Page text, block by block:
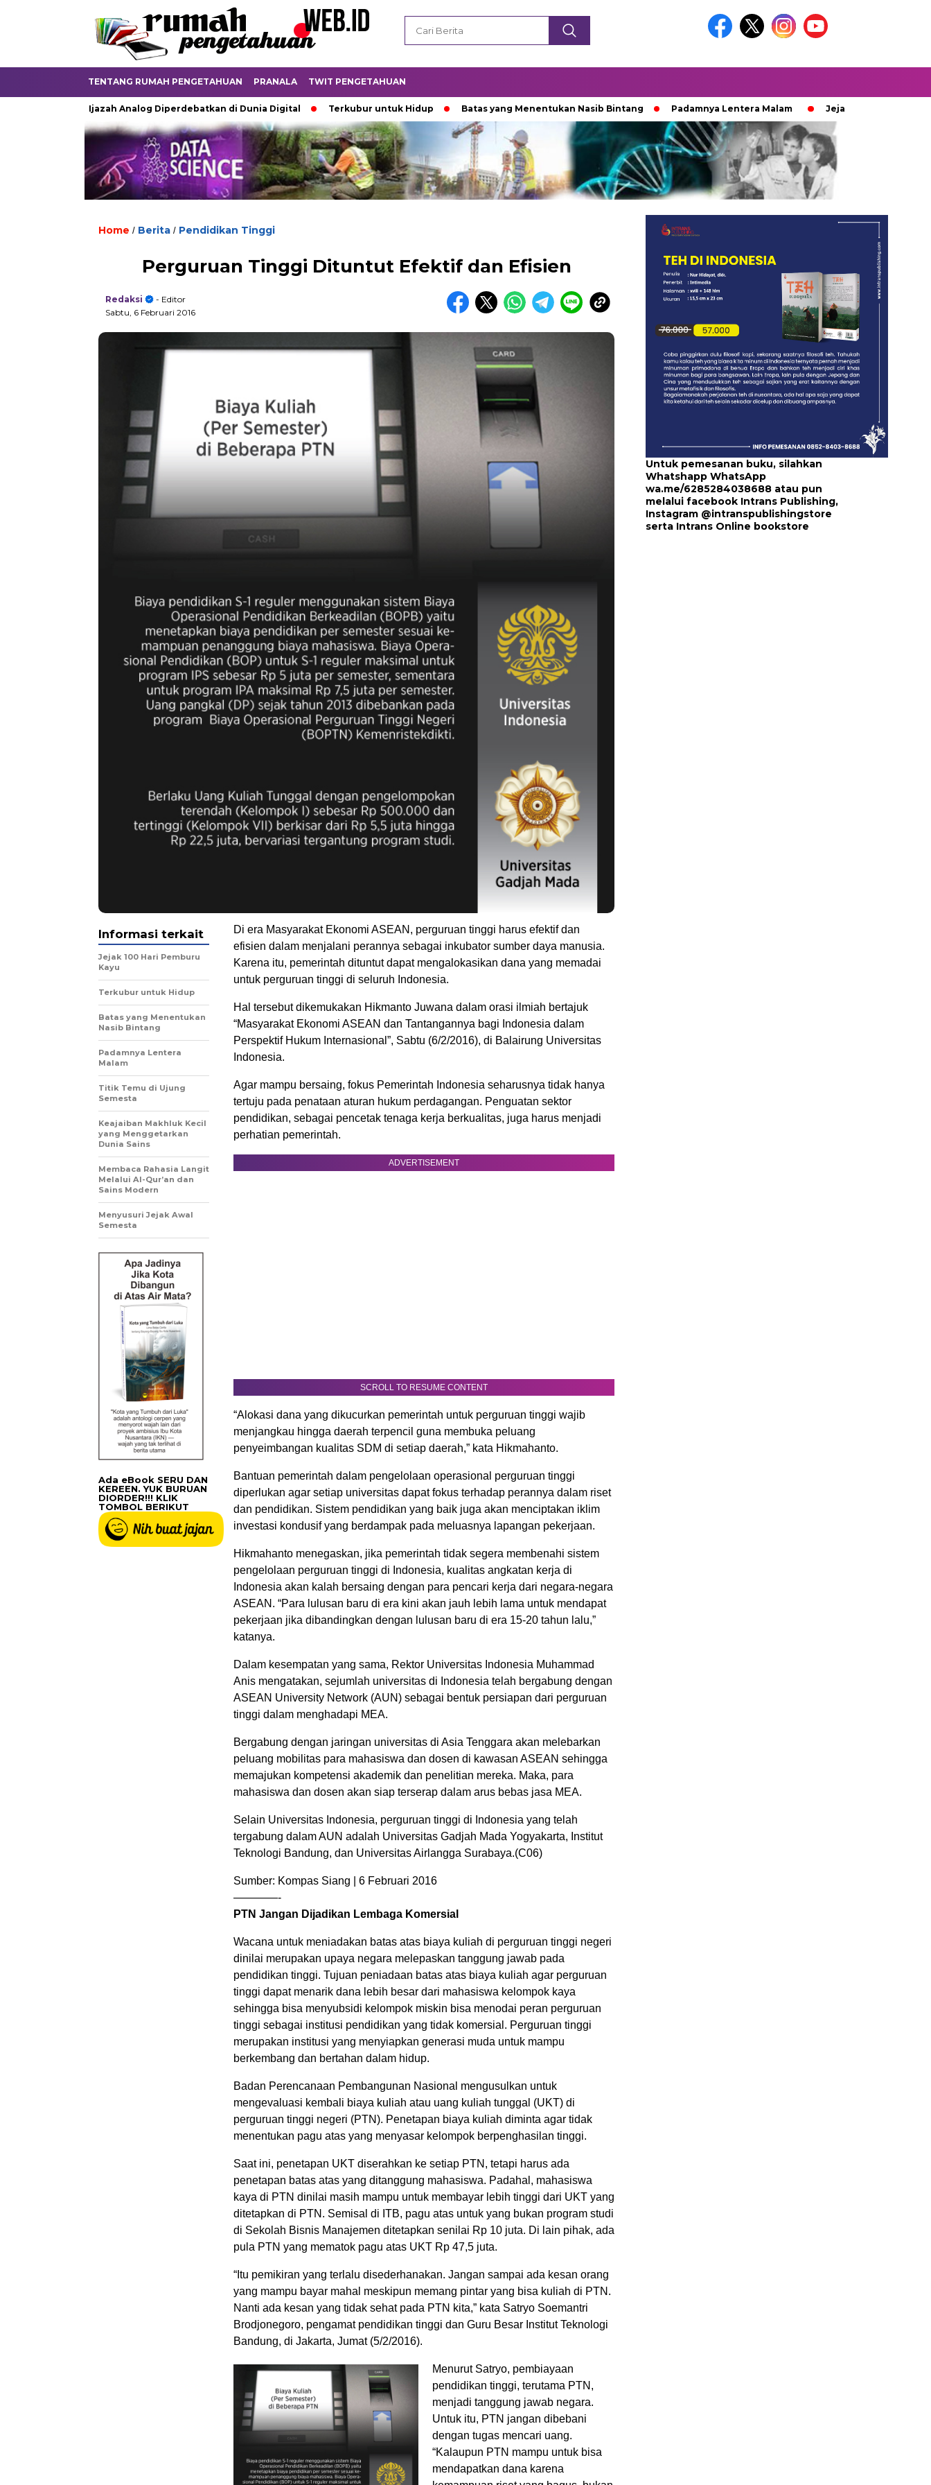
TENTANG RUMAH PENGETAHUAN PRANALA TWIT PENGETAHUAN
Ketika Ijazah Analog Diperdebatkan di Dunia Digital Terkubur untuk Hidup Batas yang Menentukan Nasib Bintang Padamnya Lentera Malam Jejak 100 Hari Pemburu Kayu
Home / Berita / Pendidikan Tinggi
Perguruan Tinggi Dituntut Efektif dan Efisien
Redaksi
- Editor
Sabtu, 6 Februari 2016
Di era Masyarakat Ekonomi ASEAN, perguruan tinggi harus efektif dan
efisien dalam menjalani perannya sebagai inkubator sumber daya manusia.
Karena itu, pemerintah dituntut dapat mengalokasikan dana yang memadai
untuk perguruan tinggi di seluruh Indonesia.
Hal tersebut dikemukakan Hikmanto Juwana dalam orasi ilmiah bertajuk
“Masyarakat Ekonomi ASEAN dan Tantangannya bagi Indonesia dalam
Perspektif Hukum Internasional”, Sabtu (6/2/2016), di Balairung Universitas
Indonesia.
Agar mampu bersaing, fokus Pemerintah Indonesia seharusnya tidak hanya
tertuju pada penataan aturan hukum perdagangan. Penguatan sektor
pendidikan, sebagai pencetak tenaga kerja berkualitas, juga harus menjadi
perhatian pemerintah.
ADVERTISEMENT
SCROLL TO RESUME CONTENT
“Alokasi dana yang dikucurkan pemerintah untuk perguruan tinggi wajib
menjangkau hingga daerah terpencil guna membuka peluang
penyeimbangan kualitas SDM di setiap daerah,” kata Hikmahanto.
Bantuan pemerintah dalam pengelolaan operasional perguruan tinggi
diperlukan agar setiap universitas dapat fokus terhadap perannya dalam riset
dan pendidikan. Sistem pendidikan yang baik juga akan menciptakan iklim
investasi kondusif yang berdampak pada meluasnya lapangan pekerjaan.
Hikmahanto menegaskan, jika pemerintah tidak segera membenahi sistem
pengelolaan perguruan tinggi di Indonesia, kualitas angkatan kerja di
Indonesia akan kalah bersaing dengan para pencari kerja dari negara-negara
ASEAN. “Para lulusan baru di era kini akan jauh lebih lama untuk mendapat
pekerjaan jika dibandingkan dengan lulusan baru di era 15-20 tahun lalu,”
katanya.
Dalam kesempatan yang sama, Rektor Universitas Indonesia Muhammad
Anis mengatakan, sejumlah universitas di Indonesia telah bergabung dengan
ASEAN University Network (AUN) sebagai bentuk persiapan dari perguruan
tinggi dalam menghadapi MEA.
Bergabung dengan jaringan universitas di Asia Tenggara akan melebarkan
peluang mobilitas para mahasiswa dan dosen di kawasan ASEAN sehingga
memajukan kompetensi akademik dan penelitian mereka. Maka, para
mahasiswa dan dosen akan siap terserap dalam arus bebas jasa MEA.
Selain Universitas Indonesia, perguruan tinggi di Indonesia yang telah
tergabung dalam AUN adalah Universitas Gadjah Mada Yogyakarta, Institut
Teknologi Bandung, dan Universitas Airlangga Surabaya.(C06)
Sumber: Kompas Siang | 6 Februari 2016
————-
PTN Jangan Dijadikan Lembaga Komersial
Wacana untuk meniadakan batas atas biaya kuliah di perguruan tinggi negeri
dinilai merupakan upaya negara melepaskan tanggung jawab pada
pendidikan tinggi. Tujuan peniadaan batas atas biaya kuliah agar perguruan
tinggi dapat menarik dana lebih besar dari mahasiswa kelompok kaya
sehingga bisa menyubsidi kelompok miskin bisa menodai peran perguruan
tinggi sebagai institusi pendidikan yang tidak komersial. Perguruan tinggi
merupakan institusi yang menyiapkan generasi muda untuk mampu
berkembang dan bertahan dalam hidup.
Badan Perencanaan Pembangunan Nasional mengusulkan untuk
mengevaluasi kembali biaya kuliah atau uang kuliah tunggal (UKT) di
perguruan tinggi negeri (PTN). Penetapan biaya kuliah diminta agar tidak
menentukan pagu atas yang menyasar kelompok berpenghasilan tinggi.
Saat ini, penetapan UKT diserahkan ke setiap PTN, tetapi harus ada
penetapan batas atas yang ditanggung mahasiswa. Padahal, mahasiswa
kaya di PTN dinilai masih mampu untuk membayar lebih tinggi dari UKT yang
ditetapkan di PTN. Semisal di ITB, pagu atas untuk yang bukan program studi
di Sekolah Bisnis Manajemen ditetapkan senilai Rp 10 juta. Di lain pihak, ada
pula PTN yang mematok pagu atas UKT Rp 47,5 juta.
“Itu pemikiran yang terlalu disederhanakan. Jangan sampai ada kesan orang
yang mampu bayar mahal meskipun memang pintar yang bisa kuliah di PTN.
Nanti ada kesan yang tidak sehat pada PTN kita,” kata Satryo Soemantri
Brodjonegoro, pengamat pendidikan tinggi dan Guru Besar Institut Teknologi
Bandung, di Jakarta, Jumat (5/2/2016).
Menurut Satryo, pembiayaan
pendidikan tinggi, terutama PTN,
menjadi tanggung jawab negara.
Untuk itu, PTN jangan dibebani
dengan tugas mencari uang.
“Kalaupun PTN mampu untuk bisa
mendapatkan dana karena
Informasi terkait
Jejak 100 Hari Pemburu
Kayu
Terkubur untuk Hidup
Batas yang Menentukan
Nasib Bintang
Padamnya Lentera
Malam
Titik Temu di Ujung
Semesta
Keajaiban Makhluk Kecil
yang Menggetarkan
Dunia Sains
Membaca Rahasia Langit
Melalui Al-Qur’an dan
Sains Modern
Menyusuri Jejak Awal
Semesta
Ada eBook SERU DAN
KEREEN. YUK BURUAN
DIORDER!!! KLIK
TOMBOL BERIKUT
Untuk pemesanan buku, silahkan
Whatshapp WhatsApp
wa.me/6285284038688 atau pun
melalui facebook Intrans Publishing,
Instagram @intranspublishingstore
serta Intrans Online bookstore